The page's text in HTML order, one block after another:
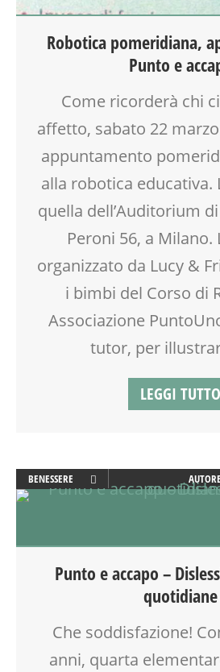
LABORATORIO
ROBOTICA
SOCIALIZZAZIONE
SPAZIO
TEENAGER
TEMPO LIBERO
VIA FARUFFINI
WEEKEND
Robotica pomeridiana,
Punto e
Come ricorderà chi
affetto, sabato 22
appuntamento
alla robotica educativa.
quella dell’Auditorium
Peroni 56, a Milano.
organizzato da Lucy &
i bimbi del Corso di
Associazione
tutor, per
LEGGI TUTTO
BENESSERE
CLASSE
EDUCATORE
INSEGNANTI
MAMME
AUTORE
Punto e accapo –
quotidiane
Che soddisfazione!
anni, quarta